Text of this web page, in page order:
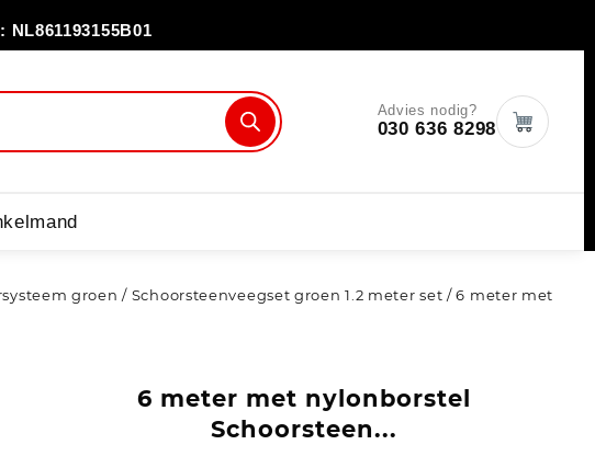
NL861193155B01
Advies nodig?
030 636 8298
groen / Schoorsteenveegset groen 1.2 meter set / 6 meter met
6 meter met nylonborstel
Schoorsteen...